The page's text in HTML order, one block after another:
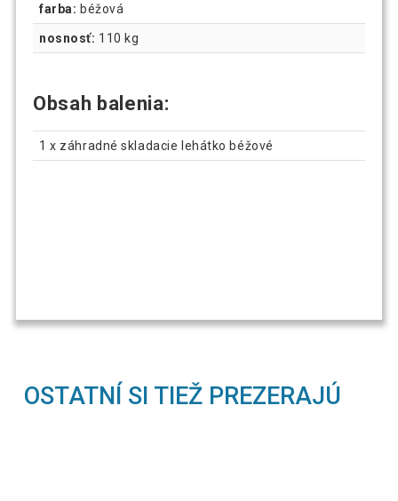
farba: béžová
nosnosť: 110 kg
Obsa h balenia:
1 x záhradné skladacie lehátko béžové
OSTATNÍ SI TIEŽ PREZERAJÚ